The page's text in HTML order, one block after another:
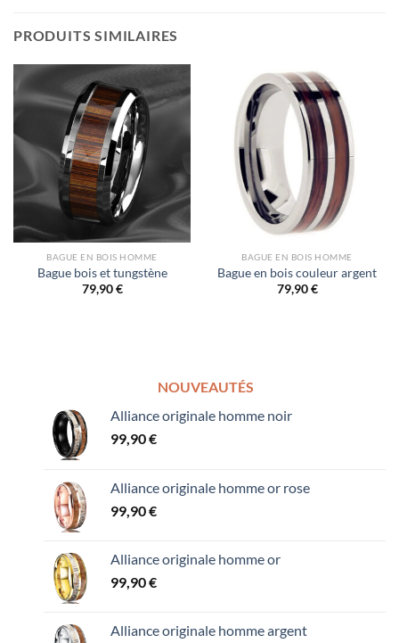
PRODUITS SIMILAIRES
BAGUE EN BOIS HOMME
Bague bois et tungstène
79,90€
BAGUE EN BOIS HOMME
Bague en bois couleur argent
79,90€
NOUVEAUTÉS
Alliance originale homme noir
99,90€
Alliance originale homme or rose
99,90€
Alliance originale homme or
99,90€
Alliance originale homme argent